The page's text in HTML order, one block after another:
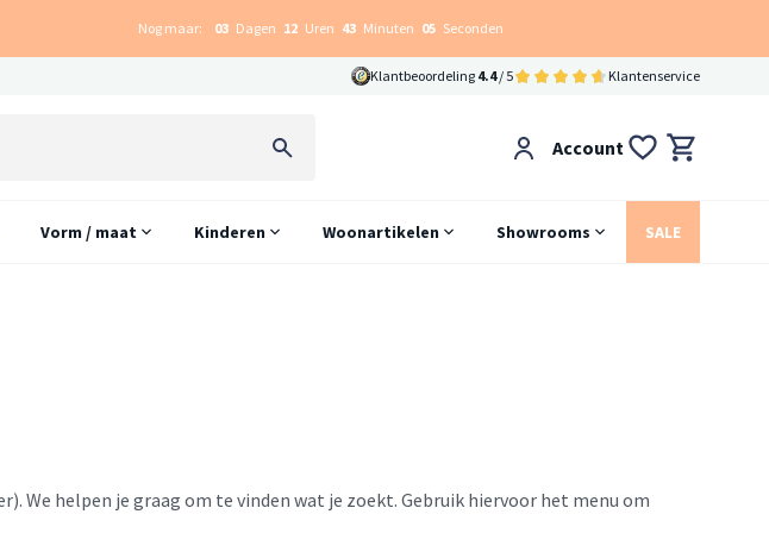
Nog maar: 03 Dagen 12 Uren 43 Minuten 04 Seconden
Klantbeoordeling 4.4/ 5 Klantenservice
Account
Vorm / maat Kinderen Woonartikelen Showrooms SALE
We helpen je graag om te vinden wat je zoekt. Gebruik hiervoor het menu om